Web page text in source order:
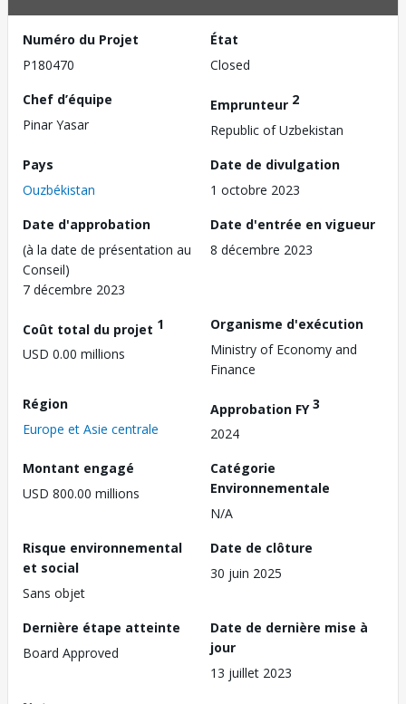
Numéro du Projet
P180470
État
Closed
Chef d’équipe
Pinar Yasar
Emprunteur 2
Republic of Uzbekistan
Pays
Ouzbékistan
Date de divulgation
1 octobre 2023
Date d'approbation
(à la date de présentation au
Conseil)
7 décembre 2023
Date d'entrée en vigueur
8 décembre 2023
Coût total du projet 1
USD 0.00 millions
Organisme d'exécution
Ministry of Economy and
Finance
Région
Europe et Asie centrale
Approbation FY3
2024
Montant engagé
USD 800.00 millions
Catégorie
Environnementale
N/A
Risque environnemental
et social
Sans objet
Date de clôture
30 juin 2025
Dernière étape atteinte
Board Approved
Date de dernière mise à
jour
13 juillet 2023